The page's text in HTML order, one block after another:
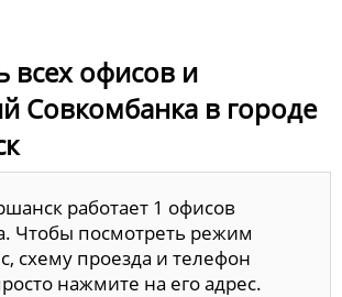
всех офисов и
Совкомбанка в городе
работает 1 офисов
Чтобы посмотреть режим
схему проезда и телефон
нажмите на его адрес.